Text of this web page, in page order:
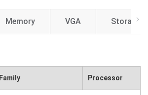
Memory VGA Storage
Family Processor